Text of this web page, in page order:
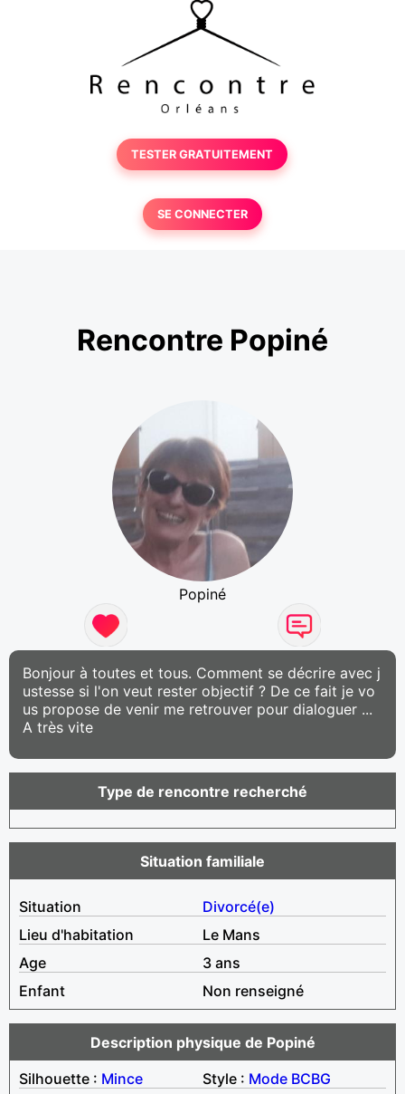
TESTER GRATUITEMENT
SE CONNECTER
Rencontre Popiné
Popiné
Bonjour à toutes et tous. Comment se décrire avec j
ustesse si l'on veut rester objectif ? De ce fait je vo
us propose de venir me retrouver pour dialoguer ...
A très vite
Type de rencontre recherché
Situation familiale
Situation
Divorcé(e)
Lieu d'habitation
Le Mans
Age
3 ans
Enfant
Non renseigné
Description physique de Popiné
Silhouette : Mince Style : Mode BCBG